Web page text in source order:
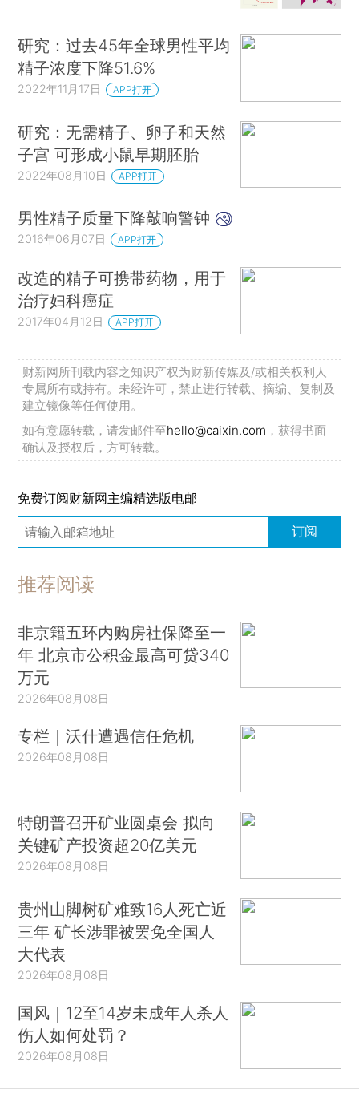
研究：过去45年全球男性平均
精子浓度下降51.6%
2022年11月17日 APP打开
研究：无需精子、卵子和天然
子宫 可形成小鼠早期胚胎
2022年08月10日 APP打开
男性精子质量下降敲响警钟
2016年06月07日 APP打开
改造的精子可携带药物，用于
治疗妇科癌症
2017年04月12日 APP打开
财新网所刊载内容之知识产权为财新传媒及/或相关权利人
专属所有或持有。未经许可，禁止进行转载、摘编、复制及
建立镜像等任何使用。
如有意愿转载，请发邮件至hello@caixin.com ，获得书面
确认及授权后，方可转载。
免费订阅财新网主编精选版电邮
订阅
推荐阅读
非京籍五环内购房社保降至一
年 北京市公积金最高可贷340
万元
2026年08月08日
专栏｜沃什遭遇信任危机
2026年08月08日
特朗普召开矿业圆桌会 拟向
关键矿产投资超20亿美元
2026年08月08日
贵州山脚树矿难致16人死亡近
三年 矿长涉罪被罢免全国人
大代表
2026年08月08日
国风｜12至14岁未成年人杀人
伤人如何处罚？
2026年08月08日